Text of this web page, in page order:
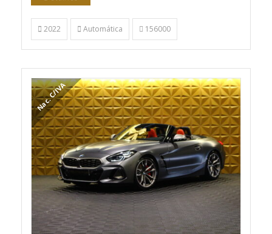
2022 Automática 156000
Nac. C/IVA